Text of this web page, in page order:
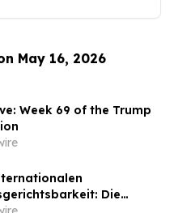
May 16, 2026
Die